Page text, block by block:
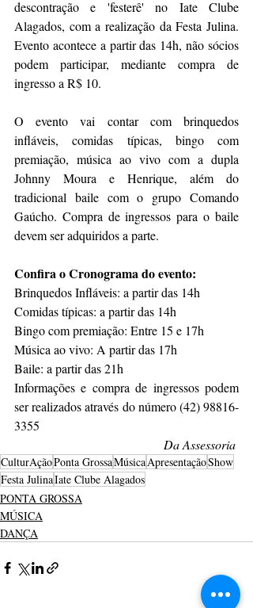
descontração e 'festerê' no Iate Clube
Alagados, com a realização da Festa Julina.
Evento acontece a partir das 14h, não sócios
podem participar, mediante compra de
ingresso a R$ 10.
O evento vai contar com brinquedos
infláveis, comidas típicas, bingo com
premiação, música ao vivo com a dupla
Johnny Moura e Henrique, além do
tradicional baile com o grupo Comando
Gaúcho. Compra de ingressos para o baile
devem ser adquiridos a parte.
Confira o Cronograma do evento:
Brinquedos Infláveis: a partir das 14h
Comidas típicas: a partir das 14h
Bingo com premiação: Entre 15 e 17h
Música ao vivo: A partir das 17h
Baile: a partir das 21h
Informações e compra de ingressos podem
ser realizados através do número (42) 98816-
3355
Da Assessoria
CulturAçãoPonta GrossaMúsicaApresentaçãoShow
Festa JulinaIate Clube Alagados
PONTA GROSSA
MÚSICA
DANÇA